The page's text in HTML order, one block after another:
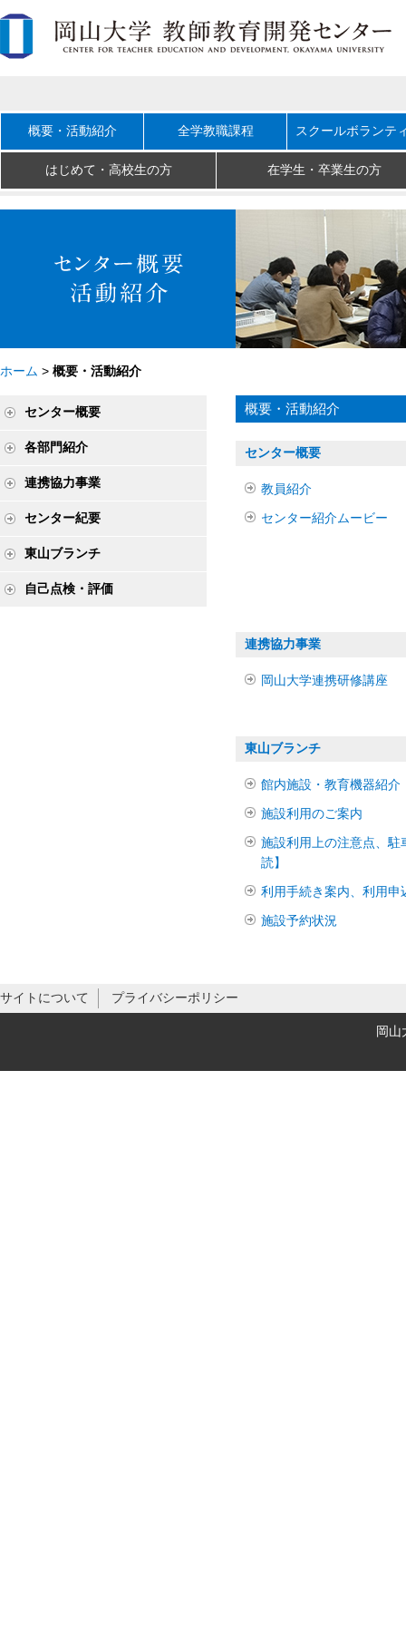
概要・活動紹介 全学教職課程 スクールボランテ
はじめて・高校生の方 在学生・卒業生の方
ホーム > 概要・活動紹介
センター概要
各部門紹介
連携協力事業
センター紀要
東山ブランチ
自己点検・評価
概要・活動紹介
センター概要
教員紹介
センター紹介ムービー
連携協力事業
岡山大学連携研修講座
東山ブランチ
館内施設・教育機器紹介
施設利用のご案内
施設利用上の注意点、駐
読】
利用手続き案内、利用申
施設予約状況
サイトについて プライバシーポリシー
岡